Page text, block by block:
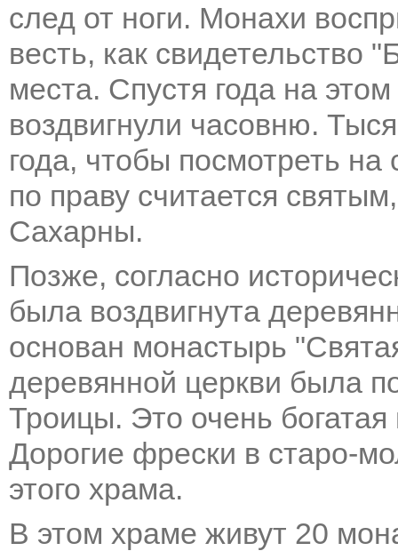
след от ноги. Монахи
весть, как свидетельство
места. Спустя года на
воздвигнули часовню.
года, чтобы посмотреть
по праву считается
Сахарны.
Позже, согласно
была воздвигнута
основан монастырь
деревянной церкви была
Троицы. Это очень
Дорогие фрески в старо-
этого храма.
В этом храме живут 20